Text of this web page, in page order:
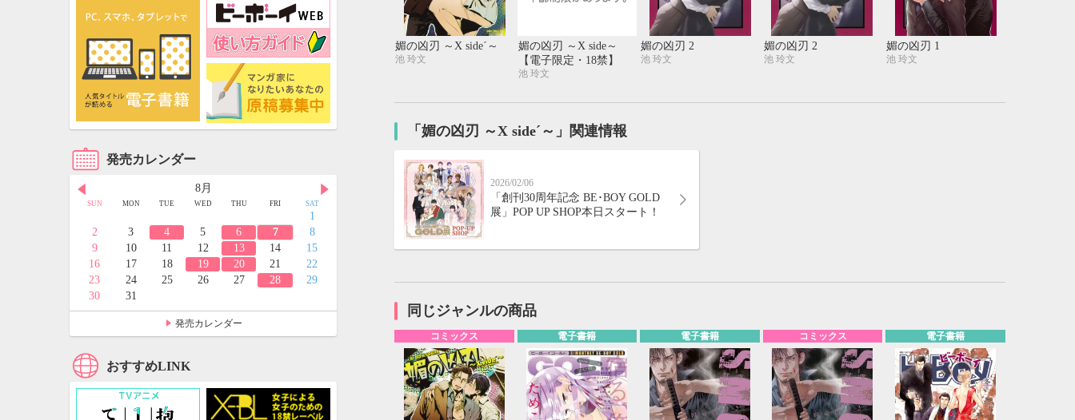
媚の凶刃 ～X side´～
池 玲文
媚の凶刃 ～X side～
【電子限定・18禁】
池 玲文
媚の凶刃 2
池 玲文
媚の凶刃 2
池 玲文
媚の凶刃 1
池 玲文
「媚の凶刃 ～X side´～」関連情報
2026/02/06
「創刊30周年記念 BE･BOY GOLD
展」POP UP SHOP本日スタート！
同じジャンルの商品
コミックス 電子書籍 電子書籍 コミックス 電子書籍
発売カレンダー
8月
SUN MON TUE WED THU FRI SAT
1
2
3 4 5 6 7
8
9
10 11 12 13 14
15
16
17 18 19 20 21
22
23
24 25 26 27 28
29
30
31
9月
MON TUE WED THU FRI SAT
1 2 3 4
5
8 9
14 15 16 17 18
19
28 29 30
SUN MON
11
12 13
25
26 27 28 29 30 31
発売カレンダー
おすすめLINK